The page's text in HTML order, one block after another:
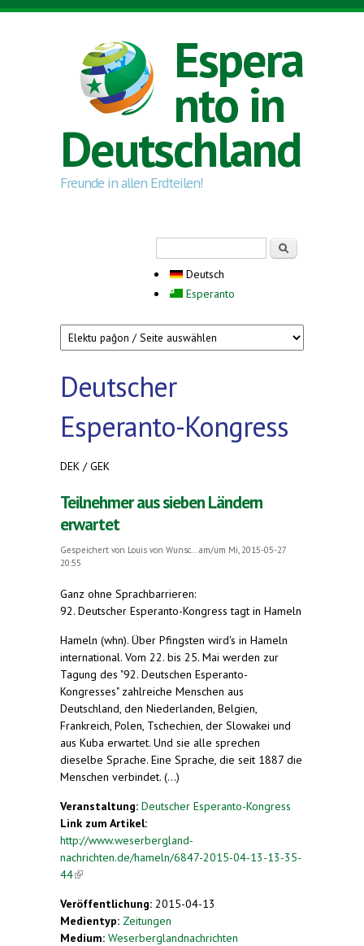
Direkt zum Inhalt
Espera
nto in
Deutschland
Freunde in allen Erdteilen!
Deutsch
Esperanto
Deutscher
Esperanto-Kongress
DEK / GEK
Teilnehmer aus sieben Ländern
erwartet
Gespeichert von Louis von Wunsc...
am/um Mi, 2015-05-27
20:55
Ganz ohne Sprachbarrieren:
92. Deutscher Esperanto-Kongress tagt in Hameln
Hameln (whn). Über Pfingsten wird's in Hameln
international. Vom 22. bis 25. Mai werden zur
Tagung des "92. Deutschen Esperanto-
Kongresses" zahlreiche Menschen aus
Deutschland, den Niederlanden, Belgien,
Frankreich, Polen, Tschechien, der Slowakei und
aus Kuba erwartet. Und sie alle sprechen
dieselbe Sprache. Eine Sprache, die seit 1887 die
Menschen verbindet. (...)
Veranstaltung: Deutscher Esperanto-Kongress
Link zum Artikel:
http://www.weserbergland-
nachrichten.de/hameln/6847-2015-04-13-13-35-
44(link is external)
Veröffentlichung: 2015-04-13
Medientyp: Zeitungen
Medium: Weserberglandnachrichten